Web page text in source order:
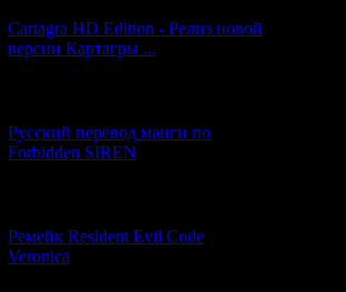
Cartagra HD Edition - Релиз новой
версии Картагры ...
Русский перевод манги по
Forbidden SIREN
Ремейк Resident Evil Code
Veronica